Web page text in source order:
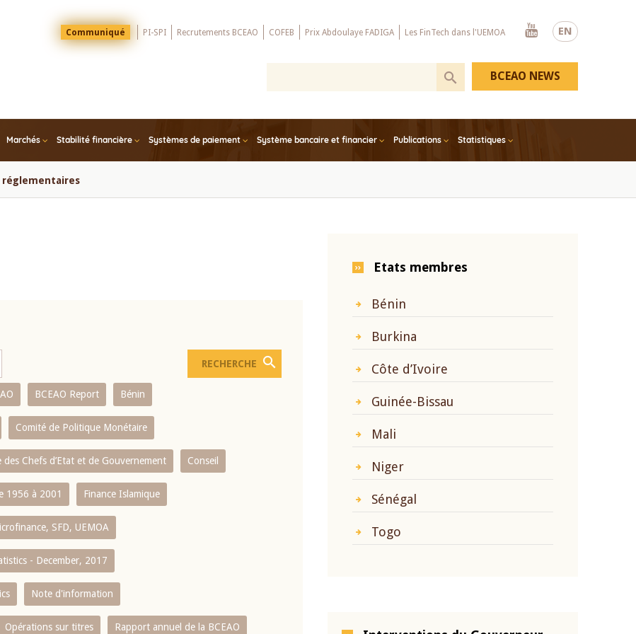
EN
Menu
Top
Communiqué PI-SPI Recrutements BCEAO COFEB Prix Abdoulaye FADIGA Les FinTech dans l'UEMOA
Youtube
Marchés Stabilité financière Systèmes de paiement Système bancaire et financier Publications Statistiques
BCEAO NEWS
BCEAO Report Bénin
Comité de Politique Monétaire
des Chefs d’Etat et de Gouvernement Conseil
1956 à 2001 Finance Islamique
SFD, UEMOA
- December, 2017
Note d'information
Opérations sur titres Rapport annuel de la BCEAO
Etats membres
Bénin
Burkina
Côte d’Ivoire
Guinée-Bissau
Mali
Niger
Sénégal
Togo